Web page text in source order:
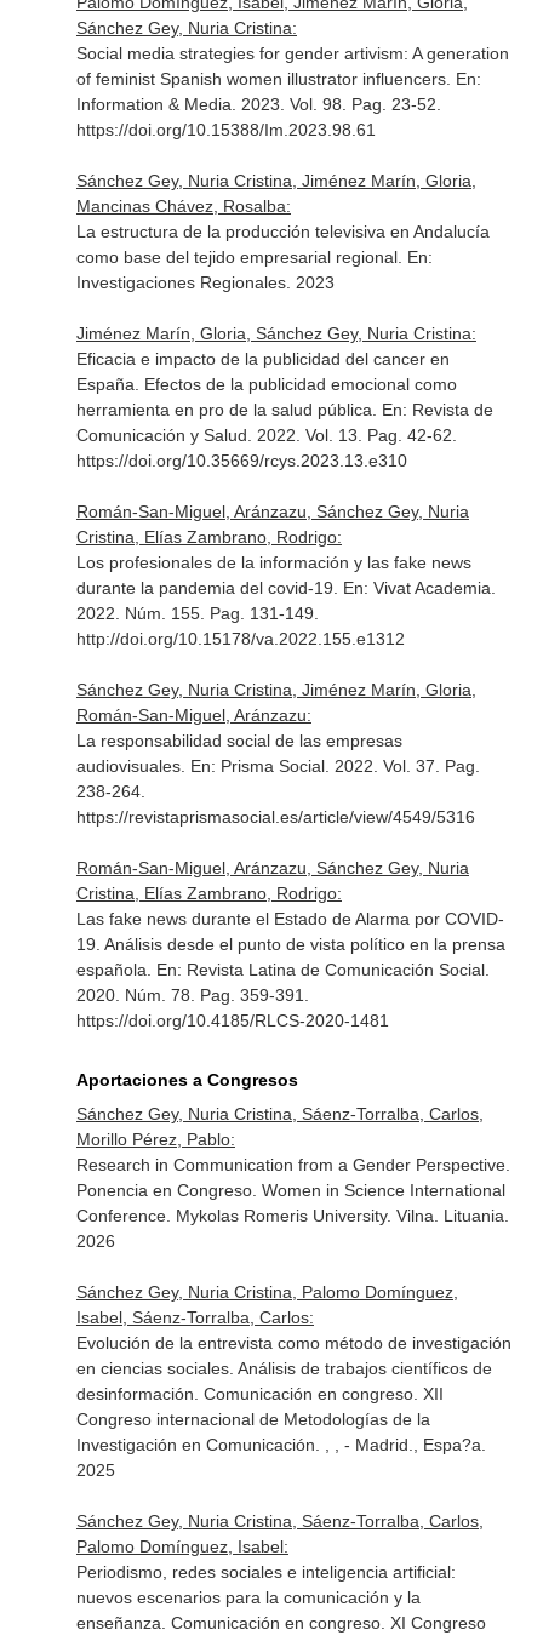
Sánchez Gey, Nuria Cristina:
Social media strategies for gender artivism: A generation
of feminist Spanish women illustrator influencers. En:
Information & Media . 2023. Vol. 98. Pag. 23-52.
https://doi.org/10.15388/Im.2023.98.61
Sánchez Gey, Nuria Cristina, Jiménez Marín, Gloria,
Mancinas Chávez, Rosalba:
La estructura de la producción televisiva en Andalucía
como base del tejido empresarial regional. En:
Investigaciones Regionales. 2023
Jiménez Marín, Gloria, Sánchez Gey, Nuria Cristina:
Eficacia e impacto de la publicidad del cancer en
España. Efectos de la publicidad emocional como
herramienta en pro de la salud pública. En: Revista de
Comunicación y Salud . 2022. Vol. 13. Pag. 42-62.
https://doi.org/10.35669/rcys.2023.13.e310
Román-San-Miguel, Aránzazu, Sánchez Gey, Nuria
Cristina, Elías Zambrano, Rodrigo:
Los profesionales de la información y las fake news
durante la pandemia del covid-19. En: Vivat Academia
2022. Núm. 155. Pag. 131-149.
http://doi.org/10.15178/va.2022.155.e1312
Sánchez Gey, Nuria Cristina, Jiménez Marín, Gloria,
Román-San-Miguel, Aránzazu:
La responsabilidad social de las empresas
audiovisuales. En: Prisma Social. 2022. Vol. 37. Pag.
238-264.
https://revistaprismasocial.es/article/view/4549/5316
Román-San-Miguel, Aránzazu, Sánchez Gey, Nuria
Cristina, Elías Zambrano, Rodrigo:
Las fake news durante el Estado de Alarma por COVID-
19. Análisis desde el punto de vista político en la prensa
española. En: Revista Latina de Comunicación Social.
2020. Núm. 78. Pag. 359-391.
https://doi.org/10.4185/RLCS-2020-1481
Aportaciones a Congresos
Sánchez Gey, Nuria Cristina, Sáenz-Torralba, Carlos,
Morillo Pérez, Pablo:
Research in Communication from a Gender Perspective.
Ponencia en Congreso. Women in Science International
Conference. Mykolas Romeris University. Vilna. Lituania.
2026
Sánchez Gey, Nuria Cristina, Palomo Domínguez,
Isabel, Sáenz-Torralba, Carlos:
Evolución de la entrevista como método de investigación
en ciencias sociales. Análisis de trabajos científicos de
desinformación. Comunicación en congreso. XII
Congreso internacional de Metodologías de la
Investigación en Comunicación. , , - Madrid., Espa?a.
2025
Sánchez Gey, Nuria Cristina, Sáenz-Torralba, Carlos,
Palomo Domínguez, Isabel:
Periodismo, redes sociales e inteligencia artificial:
nuevos escenarios para la comunicación y la
enseñanza. Comunicación en congreso. XI Congreso